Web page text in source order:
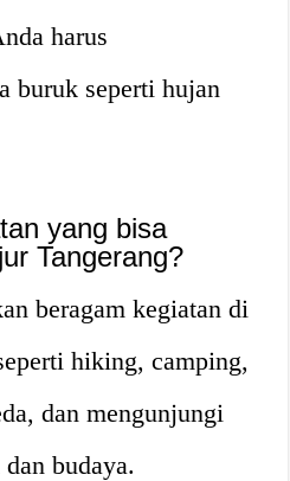
harus
buruk seperti hujan
yang bisa
Tangerang?
beragam kegiatan di
hiking, camping,
dan mengunjungi
budaya.